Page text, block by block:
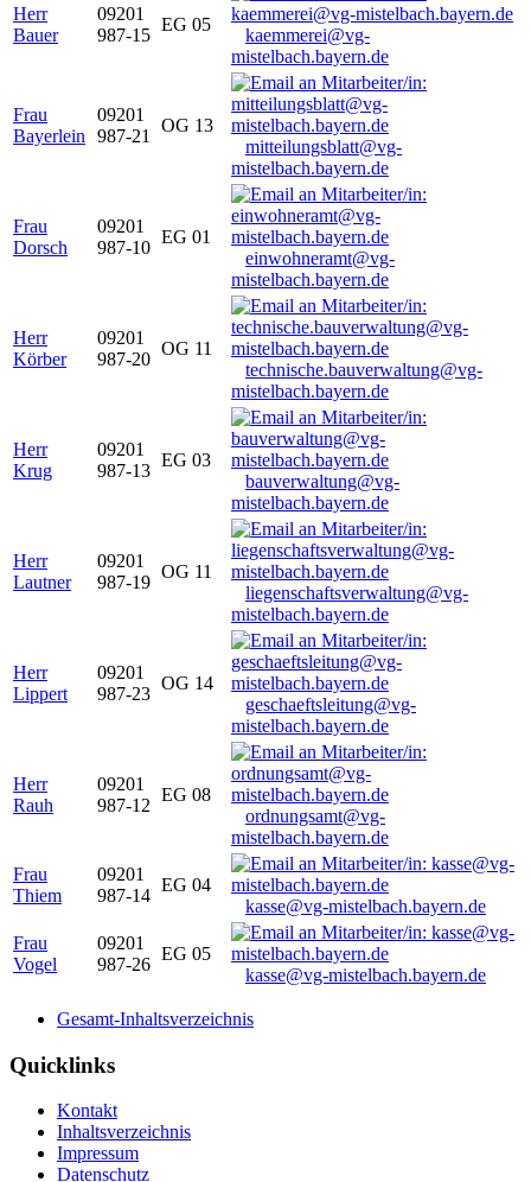
Herr
Bauer
09201
987-15
EG 05
kaemmerei@vg-
mistelbach.bayern.de
Frau
Bayerlein
09201
987-21
OG 13
mitteilungsblatt@vg-
mistelbach.bayern.de
Frau
Dorsch
09201
987-10
EG 01
einwohneramt@vg-
mistelbach.bayern.de
Herr
Körber
09201
987-20
OG 11
technische.bauverwaltung@vg-
mistelbach.bayern.de
Herr
Krug
09201
987-13
EG 03
bauverwaltung@vg-
mistelbach.bayern.de
Herr
Lautner
09201
987-19
OG 11
liegenschaftsverwaltung@vg-
mistelbach.bayern.de
Herr
Lippert
09201
987-23
OG 14
geschaeftsleitung@vg-
mistelbach.bayern.de
Herr
Rauh
09201
987-12
EG 08
ordnungsamt@vg-
mistelbach.bayern.de
Frau
Thiem
09201
987-14
EG 04
kasse@vg-mistelbach.bayern.de
Frau
Vogel
09201
987-26
EG 05
kasse@vg-mistelbach.bayern.de
Gesamt-Inhaltsverzeichnis
Quicklinks
Kontakt
Inhaltsverzeichnis
Impressum
Datenschutz